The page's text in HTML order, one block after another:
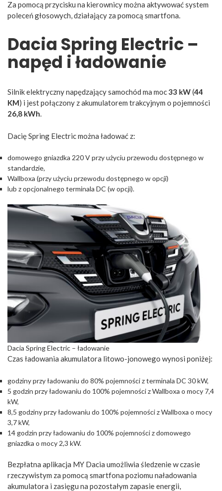
Za pomocą przycisku na kierownicy można aktywować system
poleceń głosowych, działający za pomocą smartfona.
Dacia Spring Electric –
napęd i ładowanie
Silnik elektryczny napędzający samochód ma moc33 kW(44
KM) i jest połączony z akumulatorem trakcyjnym o pojemności
26,8 kWh.
Dacię Spring Electric można ładować z:
domowego gniazdka 220 V przy użyciu przewodu dostępnego w
standardzie,
Wallboxa (przy użyciu przewodu dostępnego w opcji)
lub z opcjonalnego terminala DC (w opcji).
Dacia Spring Electric – ładowanie
Czas ładowania akumulatora litowo-jonowego wynosi poniżej:
godziny przy ładowaniu do 80% pojemności z terminala DC 30 kW,
5 godzin przy ładowaniu do 100% pojemności z Wallboxa o mocy 7,4
kW,
8,5 godziny przy ładowaniu do 100% pojemności z Wallboxa o mocy
3,7 kW,
14 godzin przy ładowaniu do 100% pojemności z domowego
gniazdka o mocy 2,3 kW.
Bezpłatna aplikacja MY Dacia umożliwia śledzenie w czasie
rzeczywistym za pomocą smartfona poziomu naładowania
akumulatora i zasięgu na pozostałym zapasie energii,